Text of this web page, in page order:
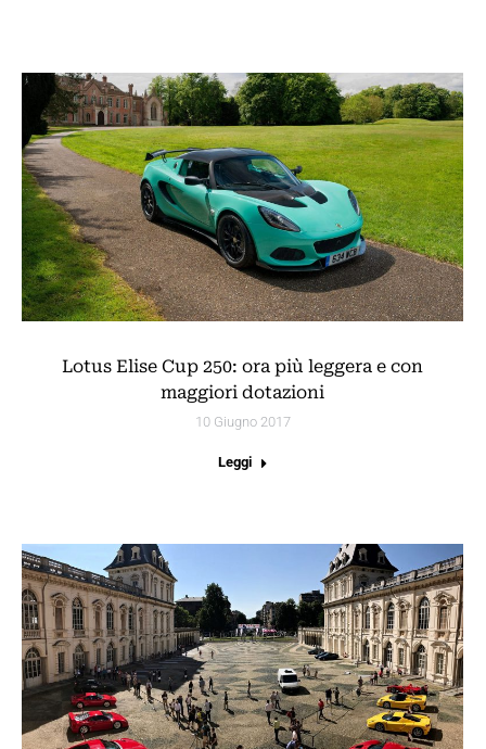
Lotus Elise Cup 250: ora più leggera e con
maggiori dotazioni
10 Giugno 2017
Leggi